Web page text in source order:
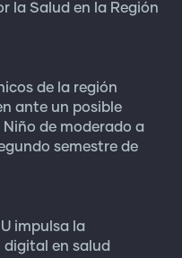
la Salud en la Región
de la región
ante un posible
de moderado a
semestre de
impulsa la
en salud